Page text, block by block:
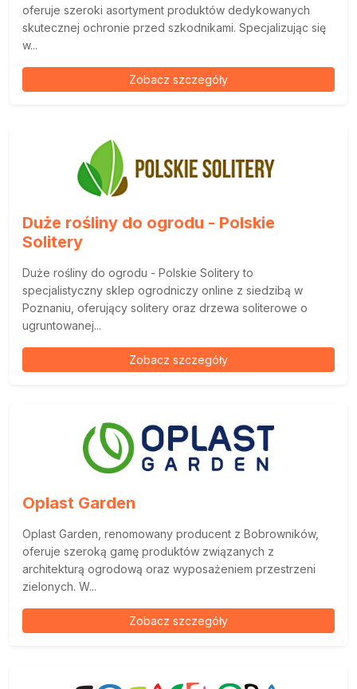
oferuje szeroki asortyment produktów dedykowanych
skutecznej ochronie przed szkodnikami. Specjalizując się
w...
Zobacz szczegóły
Duże rośliny do ogrodu - Polskie
Solitery
Duże rośliny do ogrodu - Polskie Solitery to
specjalistyczny sklep ogrodniczy online z siedzibą w
Poznaniu, oferujący solitery oraz drzewa soliterowe o
ugruntowanej...
Zobacz szczegóły
Oplast Garden
Oplast Garden, renomowany producent z Bobrowników,
oferuje szeroką gamę produktów związanych z
architekturą ogrodową oraz wyposażeniem przestrzeni
zielonych. W...
Zobacz szczegóły